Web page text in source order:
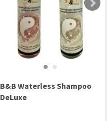
B&B Waterless Shampoo
DeLuxe